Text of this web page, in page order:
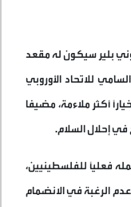
بلير سيكون له مقعد
للاتحاد الأوروبي
أكثر ملاءمة، مضيفا
في إحلال السلام.
فعليًا للفلسطينيين،
الرغبة في الانضمام